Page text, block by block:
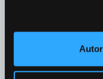
ATP›ATP 1000 -
Cerundolo F /